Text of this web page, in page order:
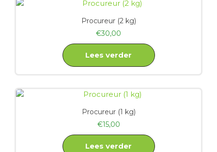
Procureur (2 kg)
€30,00
Lees verder
Procureur (1 kg)
€15,00
Lees verder